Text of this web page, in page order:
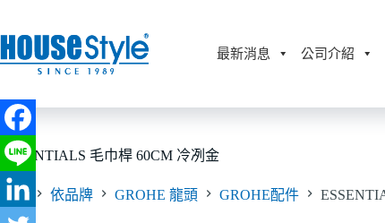
至
主
內
容
最新消息 公司介紹
ESSENTIALS 毛巾桿 60CM 冷冽金
首頁 依品牌 GROHE 龍頭 GROHE配件